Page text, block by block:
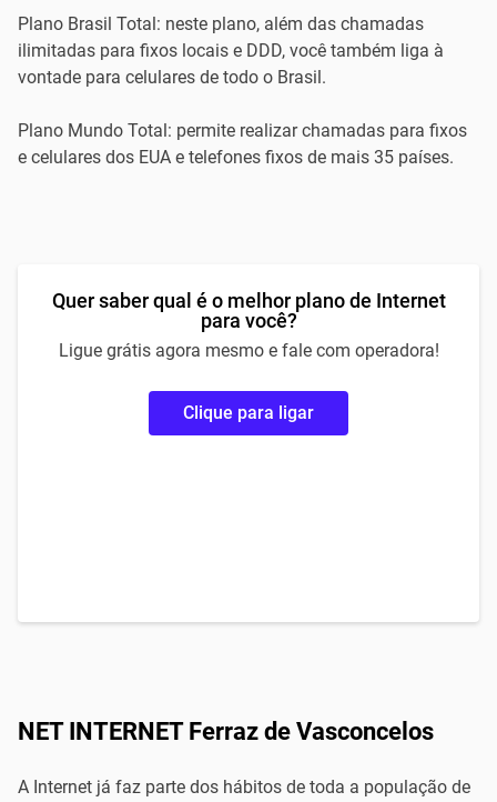
Plano Brasil Total: neste plano, além das chamadas
ilimitadas para fixos locais e DDD, você também liga à
vontade para celulares de todo o Brasil.
Plano Mundo Total: permite realizar chamadas para fixos
e celulares dos EUA e telefones fixos de mais 35 países.
Quer saber qual é o melhor plano de Internet
para você?
Ligue grátis agora mesmo e fale com operadora!
Clique para ligar
NET INTERNET Ferraz de Vasconcelos
A Internet já faz parte dos hábitos de toda a população de